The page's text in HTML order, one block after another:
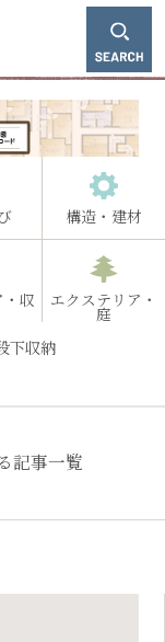
構造・建材
・収 エクステリア・
庭
下収納
記事一覧